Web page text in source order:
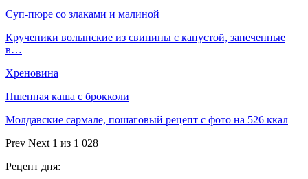
Суп-пюре со злаками и малиной
Крученики волынские из свинины с капустой, запеченные
в…
Хреновина
Пшенная каша с брокколи
Молдавские сармале, пошаговый рецепт с фото на 526 ккал
Prev Next 1 из 1 028
Рецепт дня: